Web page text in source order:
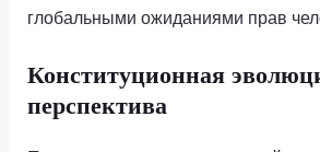
глобальными ожиданиями прав
Конституционная
перспектива